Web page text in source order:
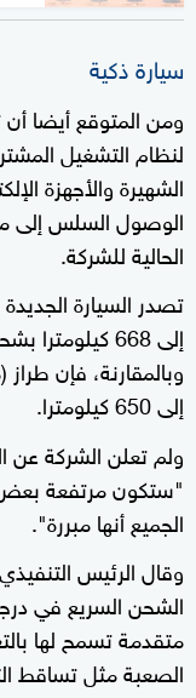
سيارة ذكية
لنظام التشغيل
الشهيرة والأجهزة
الوصول السلس إلى
الحالية للشركة.
تصدر السيارة
وبالمقارنة، فإن
إلى 650 كيلومترا.
ولم تعلن الشركة عن
"ستكون مرتفعة بعض
الجميع أنها مبررة".
وقال الرئيس
الشحن السريع في
متقدمة تسمح لها
الصعبة مثل تساقط